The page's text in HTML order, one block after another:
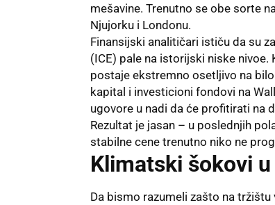
mešavine. Trenutno se obe sorte
Njujorku i Londonu.
Finansijski analitičari ističu da su
(ICE) pale na istorijski niske
postaje ekstremno osetljivo na
kapital i investicioni fondovi na
ugovore u nadi da će profitirati na
Rezultat je jasan – u poslednjih
stabilne cene trenutno niko ne
Klimatski šokovi
Da bismo razumeli zašto na